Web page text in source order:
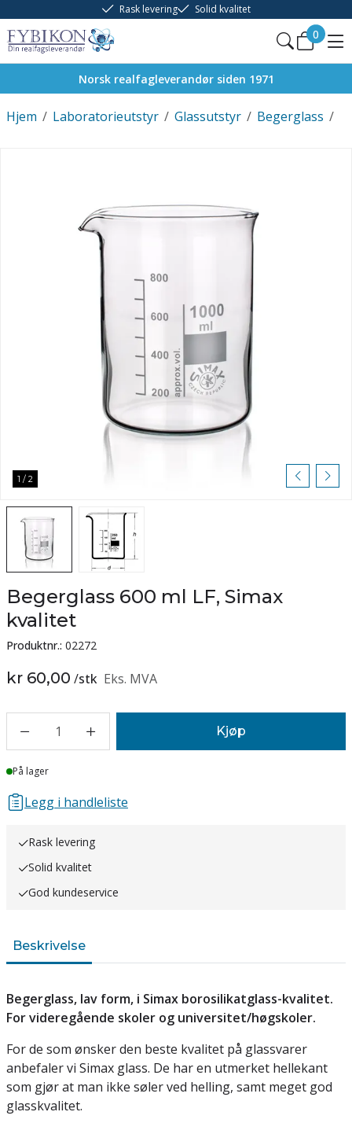
Rask levering Solid kvalitet
0
Norsk realfagleverandør siden 1971
/
Hjem /
Laboratorieutstyr /
Glassutstyr /
Begerglass
1 / 2
Begerglass 600 ml LF, Simax
kvalitet
Produktnr.: 02272
kr 60,00 /stk Eks. MVA
1 Kjøp
Lager
På lager
Legg i handleliste
Rask levering
Solid kvalitet
God kundeservice
Beskrivelse
Begerglass, lav form, i Simax borosilikatglass-kvalitet.
For videregående skoler og universitet/høgskoler.
For de som ønsker den beste kvalitet på glassvarer
anbefaler vi Simax glass. De har en utmerket hellekant
som gjør at man ikke søler ved helling, samt meget god
glasskvalitet.